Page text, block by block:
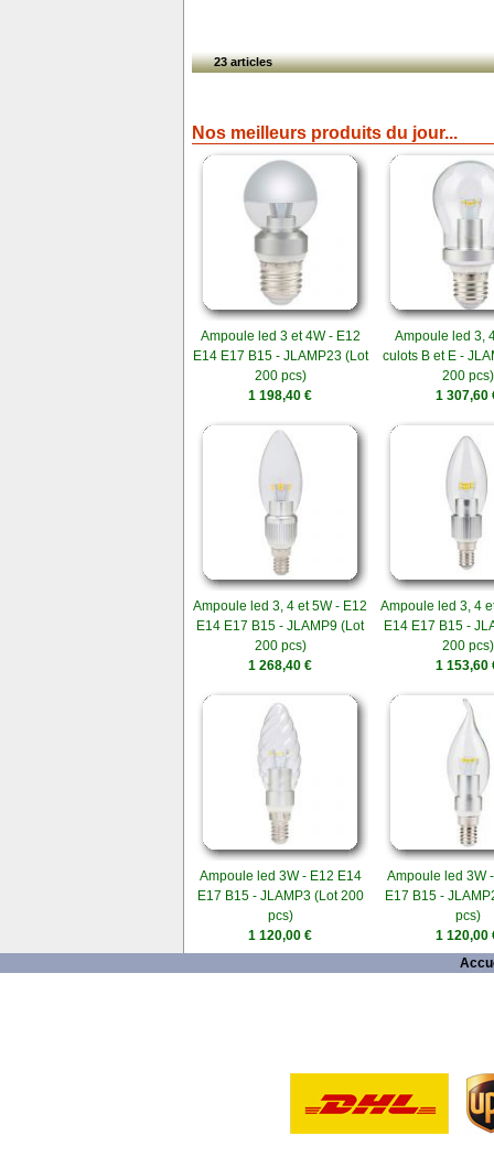
23 articles
Nos meilleurs produits du jour...
Ampoule led 3 et 4W - E12
E14 E17 B15 - JLAMP23 (Lot
200 pcs)
1 198,40 €
Ampoule led 3,
culots B et E -
200 pcs)
1 307,60
Ampoule led 3, 4 et 5W - E12
E14 E17 B15 - JLAMP9 (Lot
200 pcs)
1 268,40 €
Ampoule led 3, 4
E14 E17 B15 -
200 pcs)
1 153,60
Ampoule led 3W - E12 E14
E17 B15 - JLAMP3 (Lot 200
pcs)
1 120,00 €
Ampoule led 3W
E17 B15 -
pcs)
1 120,00